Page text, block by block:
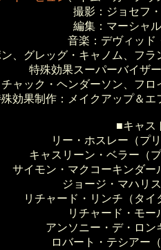
撮影：ジョセフ
編集：マーシャ
音楽：デヴィッド
、グレッグ・キャノム、フ
特殊効果スーパーバイザ
ャック・ヘンダーソン、フ
効果制作：メイクアップ＆
■キャス
リー・ホスレー（プ
キャスリーン・ベラー（
サイモン・マクコーキンダー
ジョージ・マハリ
リチャード・リンチ（タイ
リチャード・モー
アンソニー・デ・ロン
ロバート・テシアー